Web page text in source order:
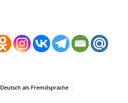
Deutsch als Fremdsprache